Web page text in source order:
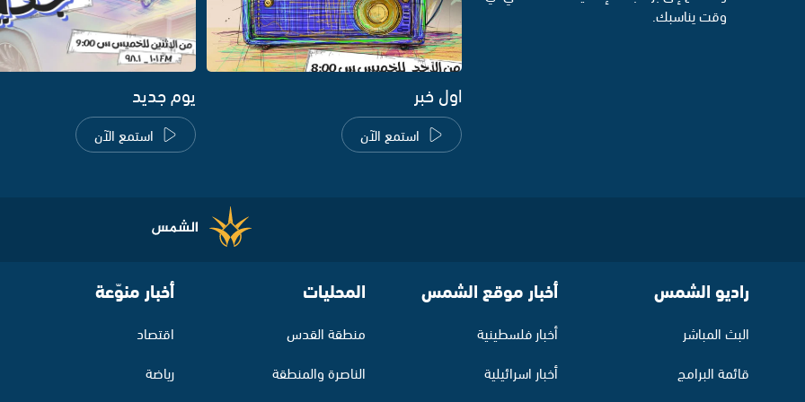
وقت يناسبك.
اول خبر
استمع الآن
يوم جديد
استمع الآن
راديو الشمس
البث المباشر
قائمة البرامج
أخبار موقع الشمس
أخبار فلسطينية
أخبار اسرائيلية
المحليات
منطقة القدس
الناصرة والمنطقة
أخبار منوّعة
اقتصاد
رياضة